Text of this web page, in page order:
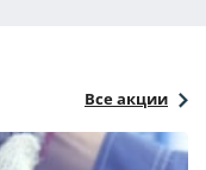
Все акции